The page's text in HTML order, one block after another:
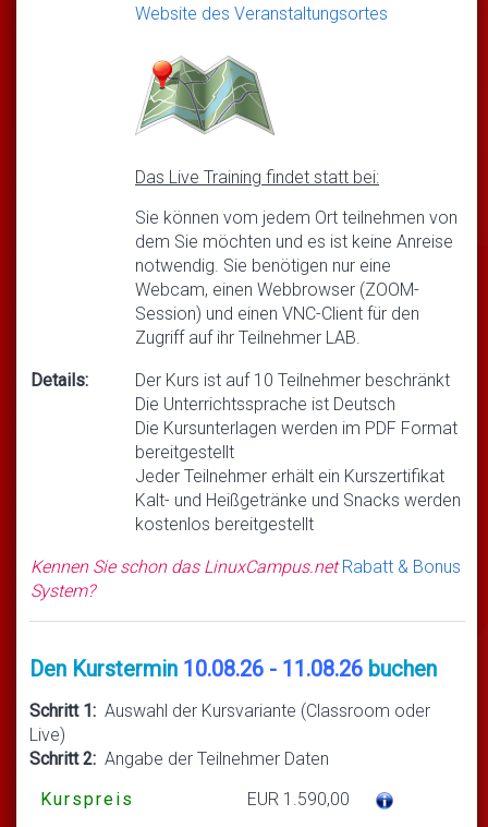
Website des Veranstaltungsortes
Das Live Training findet statt bei:
Sie können vom jedem Ort teilnehmen von
dem Sie möchten und es ist keine Anreise
notwendig. Sie benötigen nur eine
Webcam, einen Webbrowser (ZOOM-
Session) und einen VNC-Client für den
Zugriff auf ihr Teilnehmer LAB.
Details:
Der Kurs ist auf 10 Teilnehmer beschränkt
Die Unterrichtssprache ist Deutsch
Die Kursunterlagen werden im PDF Format
bereitgestellt
Jeder Teilnehmer erhält ein Kurszertifikat
Kalt- und Heißgetränke und Snacks werden
kostenlos bereitgestellt
Kennen Sie schon das LinuxCampus.netRabatt & Bonus
System?
Den Kurstermin 10.08.26 - 11.08.26 buchen
Schritt 1: Auswahl der Kursvariante (Classroom oder
Live)
Schritt 2: Angabe der Teilnehmer Daten
Kurspreis
EUR 1.590,00